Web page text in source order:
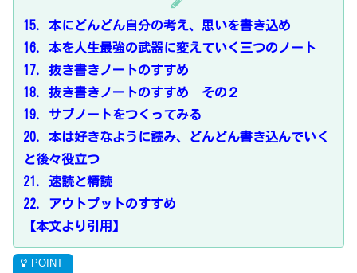
15．本にどんどん自分の考え、思いを書き込め
16．本を人生最強の武器に変えていく三つのノート
17．抜き書きノートのすすめ
18．抜き書きノートのすすめ その２
19．サブノートをつくってみる
20．本は好きなように読み、どんどん書き込んでいく
と後々役立つ
21．速読と精読
22．アウトプットのすすめ
【本文より引用】